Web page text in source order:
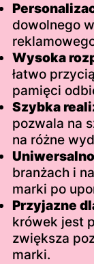
dowolnego
Wysoka
łatwo
pamięci
Szybka
pozwala na
na różne
branżach i
marki po
Przyjazne
krówek jest
zwiększa
marki.